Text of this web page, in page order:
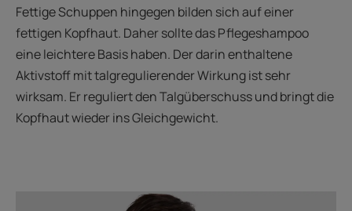
Fettige Schuppen hingegen bilden sich auf einer
fettigen Kopfhaut. Daher sollte das Pflegeshampoo
eine leichtere Basis haben. Der darin enthaltene
Aktivstoff mit talgregulierender Wirkung ist sehr
wirksam. Er reguliert den Talgüberschuss und bringt die
Kopfhaut wieder ins Gleichgewicht.